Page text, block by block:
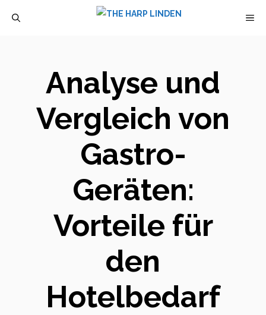
Analyse und
Vergleich von
Gastro-
Geräten:
Vorteile für
den
Hotelbedarf